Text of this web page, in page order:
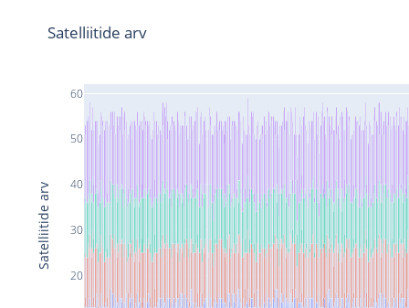
20
30
40
50
60
Satelliitide arv
Satelliitide arv